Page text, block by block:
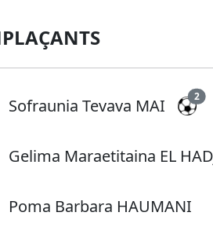
Sofraunia Tevava MAI 2
Gelima Maraetitaina EL
Poma Barbara HAUMANI